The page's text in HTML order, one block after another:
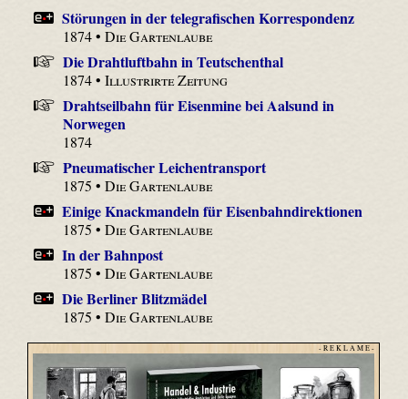
Störungen in der telegrafischen Korrespondenz
1874 •Die Gartenlaube
Die Drahtluftbahn in Teutschenthal
1874 •Illustrirte Zeitung
Drahtseilbahn für Eisenmine bei Aalsund in
Norwegen
1874
Pneumatischer Leichentransport
1875 •Die Gartenlaube
Einige Knackmandeln für Eisenbahndirektionen
1875 •Die Gartenlaube
In der Bahnpost
1875 •Die Gartenlaube
Die Berliner Blitzmädel
1875 •Die Gartenlaube
- R E K L A M E -